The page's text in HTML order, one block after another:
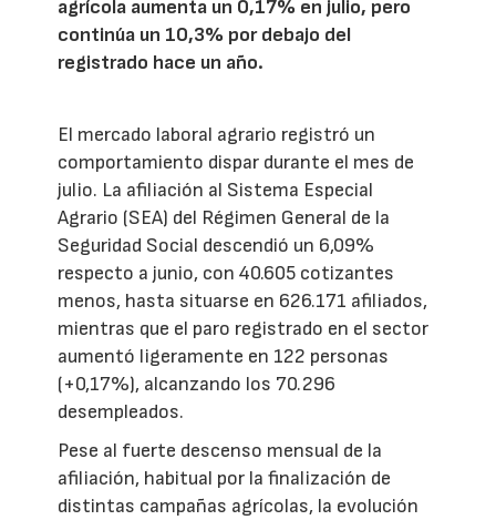
agrícola aumenta un 0,17% en julio, pero
continúa un 10,3% por debajo del
registrado hace un año.
El mercado laboral agrario registró un
comportamiento dispar durante el mes de
julio. La afiliación al Sistema Especial
Agrario (SEA) del Régimen General de la
Seguridad Social descendió un 6,09%
respecto a junio, con 40.605 cotizantes
menos, hasta situarse en 626.171 afiliados,
mientras que el paro registrado en el sector
aumentó ligeramente en 122 personas
(+0,17%), alcanzando los 70.296
desempleados.
Pese al fuerte descenso mensual de la
afiliación, habitual por la finalización de
distintas campañas agrícolas, la evolución